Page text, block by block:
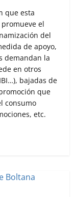
que esta
el
del
de apoyo,
demandan la
en otros
bajadas de
que
consumo
etc.